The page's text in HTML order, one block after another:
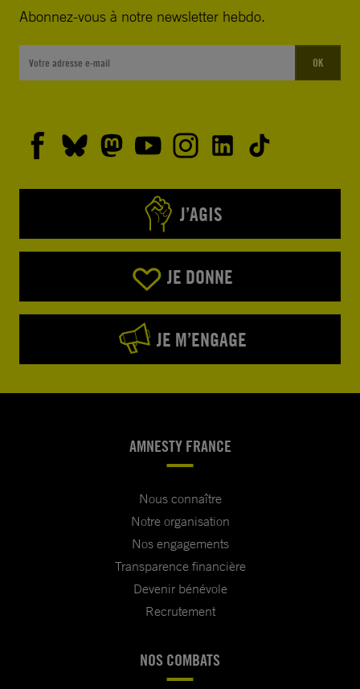
Abonnez-vous à notre newsletter hebdo.
OK
J’AGIS
JE DONNE
JE M’ENGAGE
AMNESTY FRANCE
Nous connaître
Notre organisation
Nos engagements
Transparence financière
Devenir bénévole
Recrutement
NOS COMBATS